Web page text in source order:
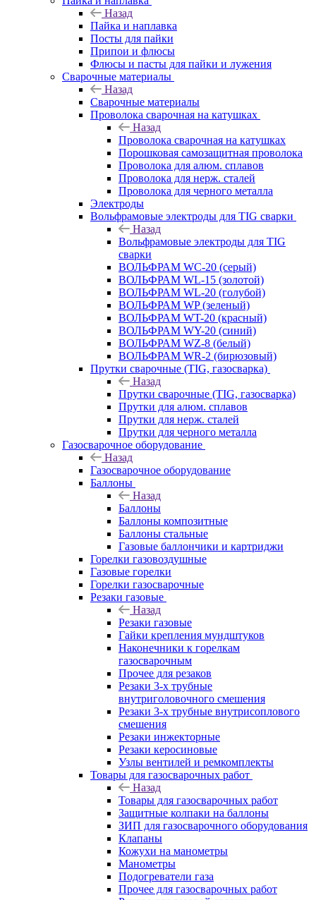
Назад
Пайка и наплавка
Посты для пайки
Припои и флюсы
Флюсы и пасты для пайки и лужения
Сварочные материалы
Назад
Сварочные материалы
Проволока сварочная на катушках
Назад
Проволока сварочная на катушках
Порошковая самозащитная проволока
Проволока для алюм. сплавов
Проволока для нерж. сталей
Проволока для черного металла
Электроды
Вольфрамовые электроды для TIG сварки
Назад
Вольфрамовые электроды для TIG
сварки
ВОЛЬФРАМ WC-20 (серый)
ВОЛЬФРАМ WL-15 (золотой)
ВОЛЬФРАМ WL-20 (голубой)
ВОЛЬФРАМ WP (зеленый)
ВОЛЬФРАМ WT-20 (красный)
ВОЛЬФРАМ WY-20 (синий)
ВОЛЬФРАМ WZ-8 (белый)
ВОЛЬФРАМ WR-2 (бирюзовый)
Прутки сварочные (TIG, газосварка)
Назад
Прутки сварочные (TIG, газосварка)
Прутки для алюм. сплавов
Прутки для нерж. сталей
Прутки для черного металла
Газосварочное оборудование
Назад
Газосварочное оборудование
Баллоны
Назад
Баллоны
Баллоны композитные
Баллоны стальные
Газовые баллончики и картриджи
Горелки газовоздушные
Газовые горелки
Горелки газосварочные
Резаки газовые
Назад
Резаки газовые
Гайки крепления мундштуков
Наконечники к горелкам
газосварочным
Прочее для резаков
Резаки 3-х трубные
внутриголовочного смешения
Резаки 3-х трубные внутрисоплового
смешения
Резаки инжекторные
Резаки керосиновые
Узлы вентилей и ремкомплекты
Товары для газосварочных работ
Назад
Товары для газосварочных работ
Защитные колпаки на баллоны
ЗИП для газосварочного оборудования
Клапаны
Кожухи на манометры
Манометры
Подогреватели газа
Прочее для газосварочных работ